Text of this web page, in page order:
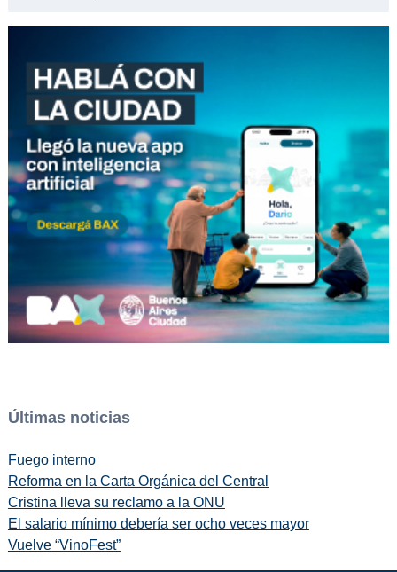
Últimas noticias
Fuego interno
Reforma en la Carta Orgánica del Central
Cristina lleva su reclamo a la ONU
El salario mínimo debería ser ocho veces mayor
Vuelve “VinoFest”